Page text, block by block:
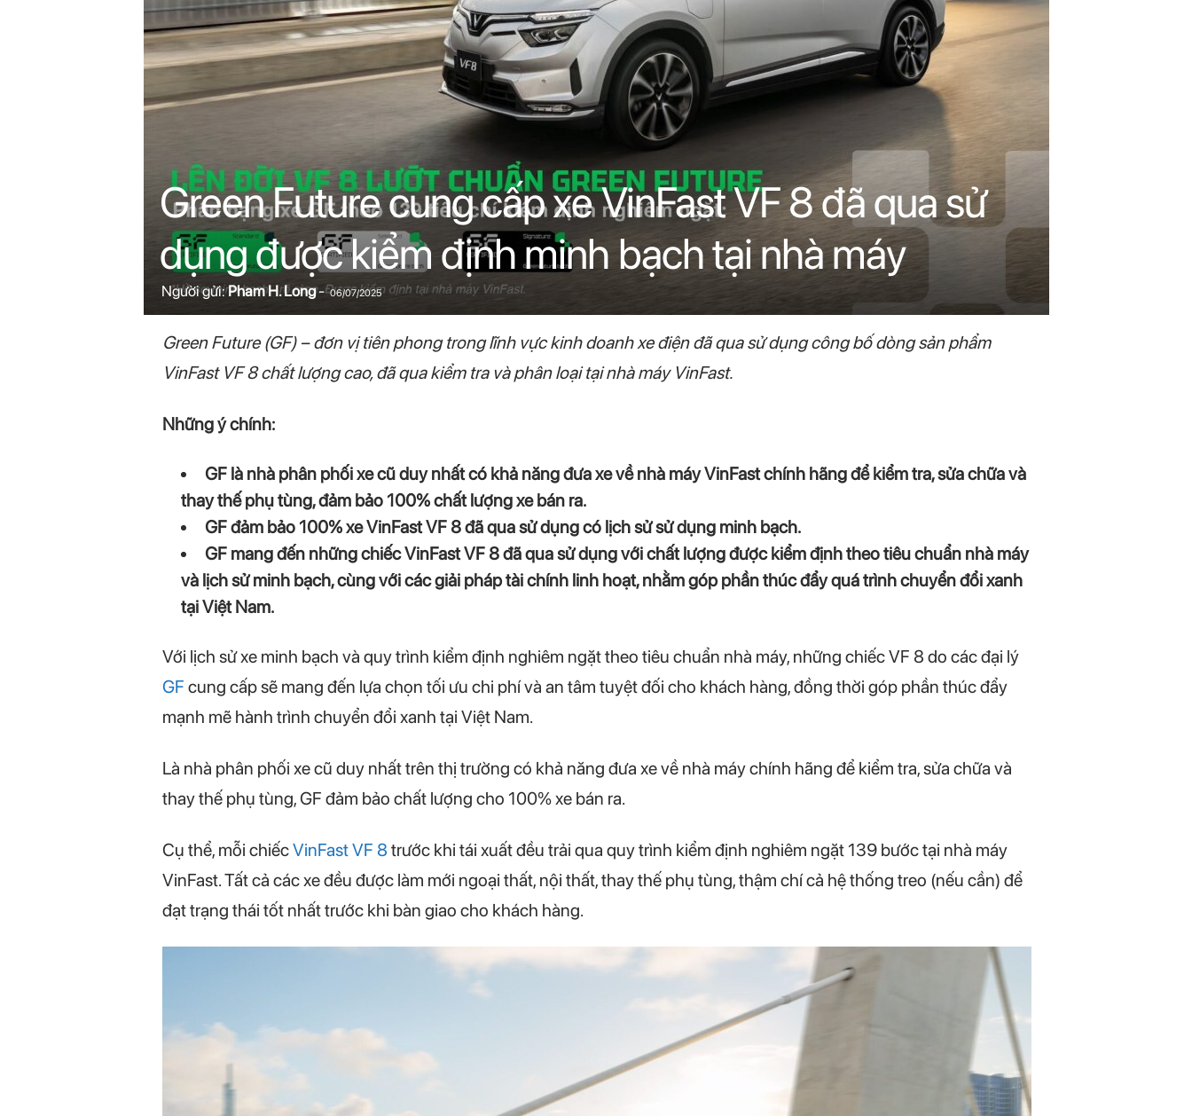
n
i
n
c
o
m
Green Future cung cấp xe VinFast VF 8 đã qua sử
dụng được kiểm định minh bạch tại nhà máy
Người gửi:Pham H. Long- 06/07/2025
Green Future (GF) – đơn vị tiên phong trong lĩnh vực kinh doanh xe điện đã qua sử dụng công bố dòng sản phẩm
VinFast VF 8 chất lượng cao, đã qua kiểm tra và phân loại tại nhà máy VinFast.
Những ý chính:
GF là nhà phân phối xe cũ duy nhất có khả năng đưa xe về nhà máy VinFast chính hãng để kiểm tra, sửa chữa và
thay thế phụ tùng, đảm bảo 100% chất lượng xe bán ra.
GF đảm bảo 100% xe VinFast VF 8 đã qua sử dụng có lịch sử sử dụng minh bạch.
GF mang đến những chiếc VinFast VF 8 đã qua sử dụng với chất lượng được kiểm định theo tiêu chuẩn nhà máy
và lịch sử minh bạch, cùng với các giải pháp tài chính linh hoạt, nhằm góp phần thúc đẩy quá trình chuyển đổi xanh
tại Việt Nam.
Với lịch sử xe minh bạch và quy trình kiểm định nghiêm ngặt theo tiêu chuẩn nhà máy, những chiếc VF 8 do các đại lý
GF cung cấp sẽ mang đến lựa chọn tối ưu chi phí và an tâm tuyệt đối cho khách hàng, đồng thời góp phần thúc đẩy
mạnh mẽ hành trình chuyển đổi xanh tại Việt Nam.
Là nhà phân phối xe cũ duy nhất trên thị trường có khả năng đưa xe về nhà máy chính hãng để kiểm tra, sửa chữa và
thay thế phụ tùng, GF đảm bảo chất lượng cho 100% xe bán ra.
Cụ thể, mỗi chiếcVinFast VF 8 trước khi tái xuất đều trải qua quy trình kiểm định nghiêm ngặt 139 bước tại nhà máy
VinFast. Tất cả các xe đều được làm mới ngoại thất, nội thất, thay thế phụ tùng, thậm chí cả hệ thống treo (nếu cần) để
đạt trạng thái tốt nhất trước khi bàn giao cho khách hàng.